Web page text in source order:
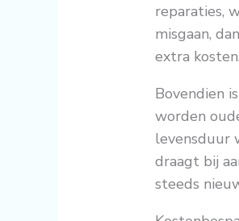
reparaties,
misgaan,
extra kosten.
Bovendien
worden
levensduur
draagt bij
steeds